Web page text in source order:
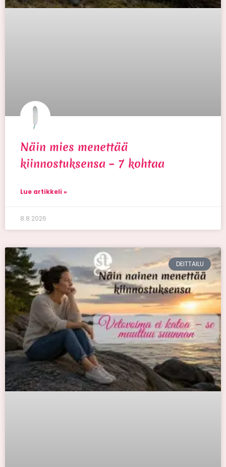
Näin mies menettää
kiinnostuksensa – 7 kohtaa
Lue artikkeli »
8.8.2026
DEITTAILU